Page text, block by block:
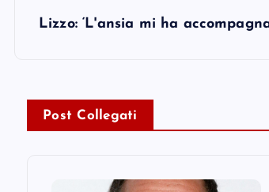
n
a
Lizzo: ‘L'ansia mi ha
Post Collegati